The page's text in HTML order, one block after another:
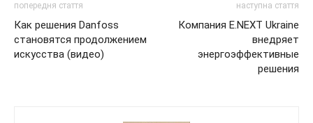
попередня стаття
Как решения Danfoss
становятся продолжением
искусства (видео)
наступна стаття
Компания E.NEXT Ukraine
внедряет
энергоэффективные
решения